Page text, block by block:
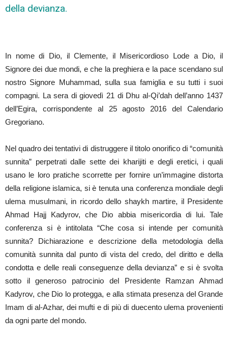
della devianza.
In nome di Dio, il Clemente, il Misericordioso Lode a Dio, il
Signore dei due mondi, e che la preghiera e la pace scendano sul
nostro Signore Muhammad, sulla sua famiglia e su tutti i suoi
compagni. La sera di giovedì 21 di Dhu al-Qi’dah dell’anno 1437
dell’Egira, corrispondente al 25 agosto 2016 del Calendario
Gregoriano.
Nel quadro dei tentativi di distruggere il titolo onorifico di “comunità
sunnita” perpetrati dalle sette dei kharijiti e degli eretici, i quali
usano le loro pratiche scorrette per fornire un’immagine distorta
della religione islamica, si è tenuta una conferenza mondiale degli
ulema musulmani, in ricordo dello shaykh martire, il Presidente
Ahmad Hajj Kadyrov, che Dio abbia misericordia di lui. Tale
conferenza si è intitolata “Che cosa si intende per comunità
sunnita? Dichiarazione e descrizione della metodologia della
comunità sunnita dal punto di vista del credo, del diritto e della
condotta e delle reali conseguenze della devianza” e si è svolta
sotto il generoso patrocinio del Presidente Ramzan Ahmad
Kadyrov, che Dio lo protegga, e alla stimata presenza del Grande
Imam di al-Azhar, dei mufti e di più di duecento ulema provenienti
da ogni parte del mondo.